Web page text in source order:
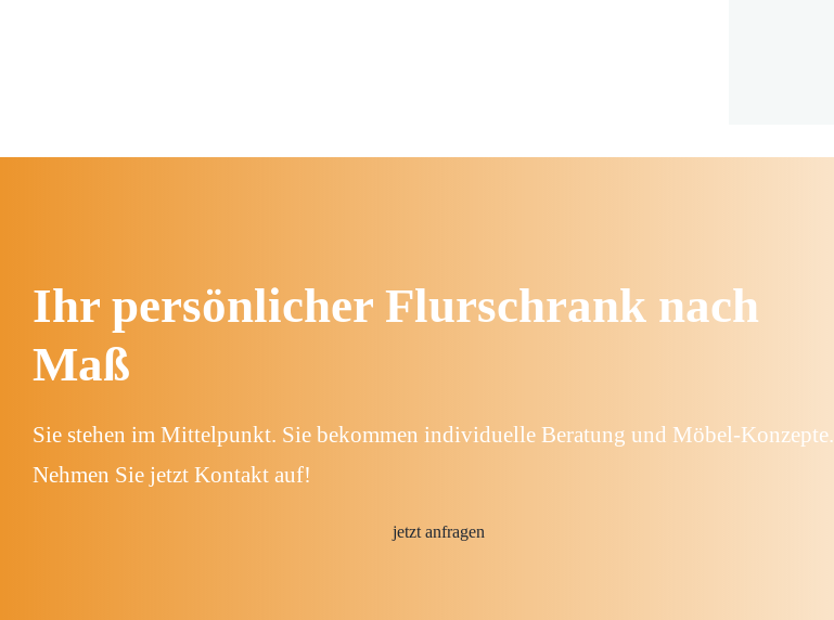
Ihr persönlicher Flurschrank nach
Maß
Sie stehen im Mittelpunkt. Sie bekommen individuelle Beratung und Möbel-Konzepte.
Nehmen Sie jetzt Kontakt auf!
jetzt anfragen